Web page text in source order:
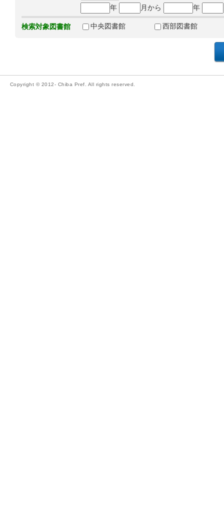
年
月から 年
検索対象図書館 中央図書館 西部図書館
Copyright © 2012- Chiba Pref. All rights reserved.